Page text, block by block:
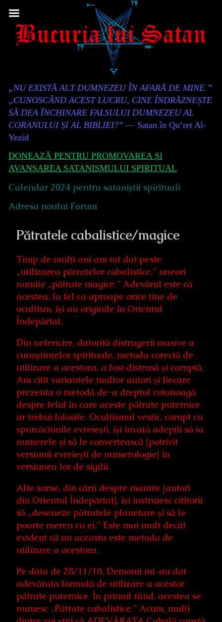
to
Content
Header
„NU EXISTĂ ALT DUMNEZEU ÎN AFARĂ DE MINE.”
„CUNOSCÂND ACEST LUCRU, CINE ÎNDRĂZNEȘTE
SĂ DEA ÎNCHINARE FALSULUI DUMNEZEU AL
CORANULUI ȘI AL BIBLIEI?” — Satan în Qu’ret Al-
Yezid
DONEAZĂ PENTRU PROMOVAREA ȘI
AVANSAREA SATANISMULUI SPIRITUAL
Calendar 2024 pentru sataniștii spirituali
Adresa noului Forum
Pătratele cabalistice/magice
Timp de mulţi ani am tot dat peste
„utilizarea pătratelor cabalistice,” uneori
numite „pătrate magice.” Adevărul este că
acestea, la fel ca aproape orice ţine de
ocultism, îşi au originile în Orientul
Îndepărtat.
Din nefericire, datorită distrugerii masive a
cunoștințelor spirituale, metoda corectă de
utilizare a acestora, a fost distrusă şi coruptă.
Am citit variantele multor autori şi fiecare
prezenta o metodă de-a dreptul cotonoagă
despre felul în care aceste pătrate puternice
ar trebui folosite. Ocultismul vestic, corupt cu
spurcăciunile evreieşti, îşi învaţă adepţii să ia
numerele şi să le convertească [potrivit
versiunii evreieşti de numerologie] în
versiunea lor de sigilii.
Alte surse, din cărţi despre mantre [autori
din Orientul Îndepărtat], îşi instruiesc cititorii
să „deseneze pătratele planetare şi să le
poarte mereu cu ei.” Este mai mult decât
evident că nu aceasta este metoda de
utilizare a acestora.
Pe data de 28/11/10, Demonii mi-au dat
adevărata formulă de utilizare a acestor
pătrate puternice. În primul rând, acestea se
numesc „Pătrate cabalistice.” Acum, mulţi